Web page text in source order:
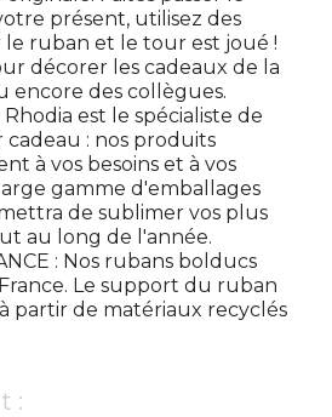
présent, utilisez des
le ruban et le tour est joué !
décorer les cadeaux de la
encore des collègues.
Rhodia est le spécialiste de
cadeau : nos produits
à vos besoins et à vos
gamme d'emballages
de sublimer vos plus
au long de l'année.
: Nos rubans bolducs
Le support du ruban
partir de matériaux recyclés
: